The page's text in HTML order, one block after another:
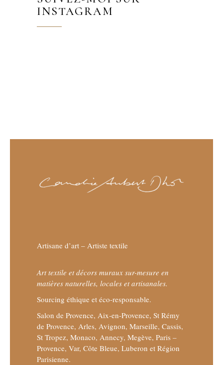
INSTAGRAM
Artisane d’art – Artiste textile
Art textile et décors muraux sur-mesure en
matières naturelles, locales et artisanales.
Sourcing éthique et éco-responsable.
Salon de Provence, Aix-en-Provence, St Rémy
de Provence, Arles, Avignon, Marseille, Cassis,
St Tropez, Monaco, Annecy, Megève, Paris –
Provence, Var, Côte Bleue, Luberon et Région
Parisienne.